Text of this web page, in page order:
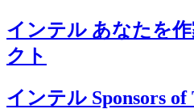
インテル あなたを
クト
インテル Sponsors